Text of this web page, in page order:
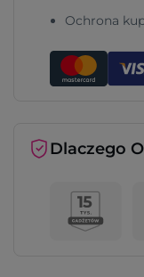
Ochrona
Dlaczego